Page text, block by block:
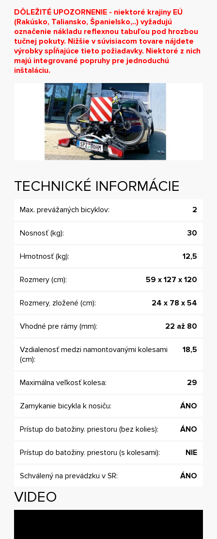
DÔLEŽITÉ UPOZORNENIE - niektoré krajiny EÚ
(Rakúsko, Taliansko, Španielsko,..) vyžadujú
označenie nákladu reflexnou tabuľou pod hrozbou
tučnej pokuty. Nižšie v súvisiacom tovare nájdete
výrobky spĺňajúce tieto požiadavky. Niektoré z nich
majú integrované popruhy pre jednoduchú
inštaláciu.
TECHNICKÉ INFORMÁCIE
Max. prevážaných bicyklov: 2
Nosnosť (kg): 30
Hmotnosť (kg): 12,5
Rozmery (cm): 59 x 127 x 120
Rozmery, zložené (cm): 24 x 78 x 54
Vhodné pre rámy (mm): 22 až 80
Vzdialenosť medzi namontovanými kolesami
(cm):
18,5
Maximálna veľkosť kolesa: 29
Zamykanie bicykla k nosiču: ÁNO
Prístup do batožiny. priestoru (bez kolies): ÁNO
Prístup do batožiny. priestoru (s kolesami): NIE
Schválený na prevádzku v SR: ÁNO
VIDEO